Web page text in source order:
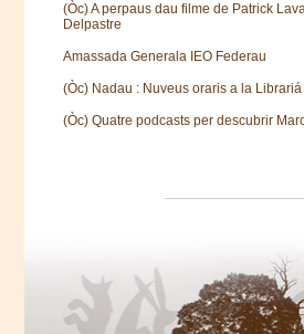
(Òc) A perpaus dau filme de Patrick
Delpastre
Amassada Generala IEO Federau
(Òc) Nadau : Nuveus oraris a la
(Òc) Quatre podcasts per descubrir